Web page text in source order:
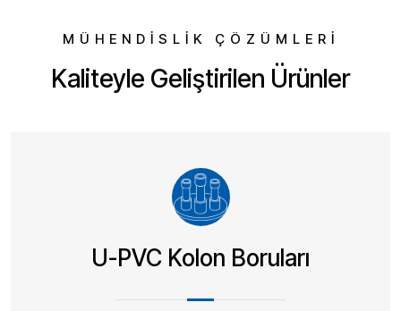
MÜHENDİSLİK ÇÖZÜMLERİ
Kaliteyle Geliştirilen Ürünler
U-PVC Kolon Boruları